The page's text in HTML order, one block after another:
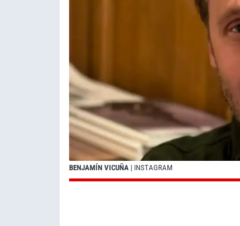
BENJAMÍN VICUÑA | INSTAGRAM